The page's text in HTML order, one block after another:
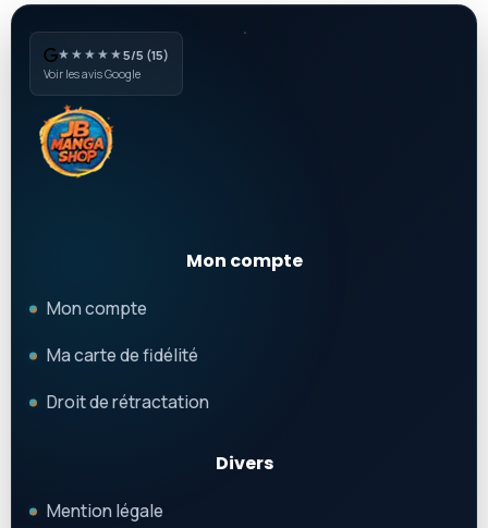
★★★★★5/5 (15)
Voir les avis Google
Mon compte
Mon compte
Ma carte de fidélité
Droit de rétractation
Divers
Mention légale